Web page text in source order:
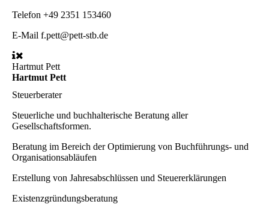
Telefon +49 2351 153460
E-Mail f.pett@pett-stb.de
Hartmut Pett
Hartmut Pett
Steuerberater
Steuerliche und buchhalterische Beratung aller
Gesellschaftsformen.
Beratung im Bereich der Optimierung von Buchführungs- und
Organisationsabläufen
Erstellung von Jahresabschlüssen und Steuererklärungen
Existenzgründungsberatung